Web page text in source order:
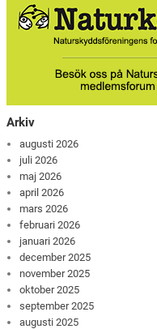
Arkiv
augusti 2026
juli 2026
maj 2026
april 2026
mars 2026
februari 2026
januari 2026
december 2025
november 2025
oktober 2025
september 2025
augusti 2025